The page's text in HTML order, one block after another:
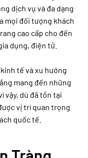
dịch vụ và đa dạng
mọi đối tượng khách
cao cấp cho đến
dụng, điện tử.
tế và xu hướng
mang đến những
vậy, dù đã tồn tại
vị trí quan trọng
quốc tế.